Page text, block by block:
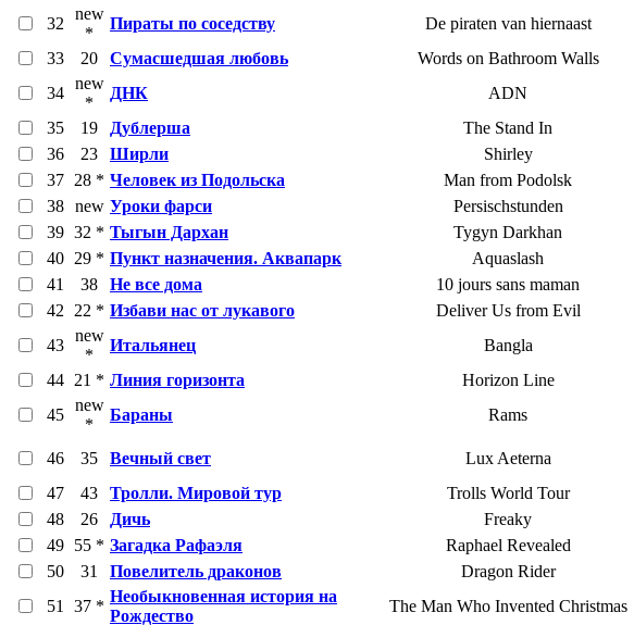
32
new
*
Пираты по соседству De piraten van hiernaast
33
20 Сумасшедшая любовь Words on Bathroom Walls
34
new
*
ДНК ADN
35
19 Дублерша The Stand In
36
23 Ширли Shirley
37 28 * Человек из Подольска Man from Podolsk
38 new Уроки фарси Persischstunden
39 32 * Тыгын Дархан Tygyn Darkhan
40 29 * Пункт назначения. Аквапарк Aquaslash
41
38 Не все дома 10 jours sans maman
42
22 * Избави нас от лукавого Deliver Us from Evil
43
new
*
Итальянец Bangla
44 21 * Линия горизонта Horizon Line
45
new
*
Бараны Rams
46 35 Вечный свет Lux Aeterna
47
43 Тролли. Мировой тур Trolls World Tour
48
26 Дичь Freaky
49 55 * Загадка Рафаэля Raphael Revealed
50
31 Повелитель драконов Dragon Rider
51
37 *
Необыкновенная история на
Рождество
The Man Who Invented Christmas